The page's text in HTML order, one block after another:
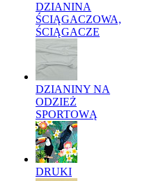
DZIANINA
ŚCIĄGACZOWA,
ŚCIĄGACZE
DZIANINY NA
ODZIEŻ
SPORTOWĄ
DRUKI